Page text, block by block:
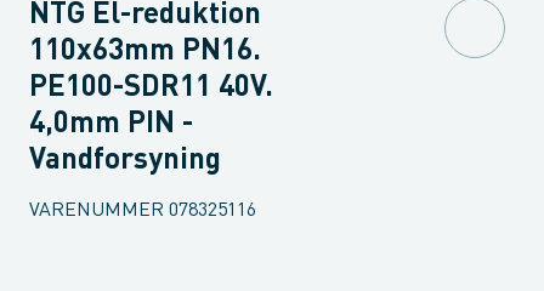
NTG El-reduktion
110x63mm PN16.
PE100-SDR11 40V.
4,0mm PIN -
Vandforsyning
VARENUMMER 078325116